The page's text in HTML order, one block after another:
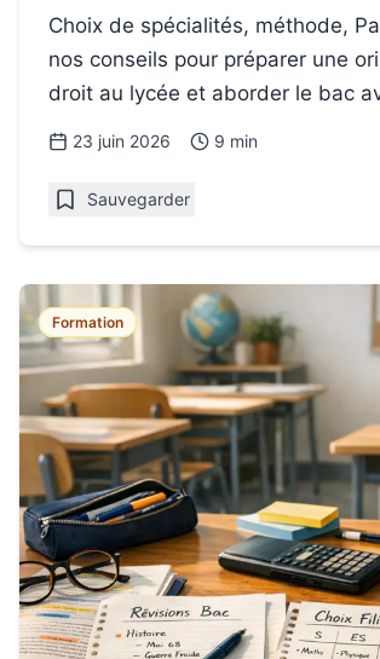
Choix de spécialités, méthode,
nos conseils pour préparer une
droit au lycée et aborder le bac
confiance, sans stress.
23 juin 2026 9 min
Sauvegarder
Formation